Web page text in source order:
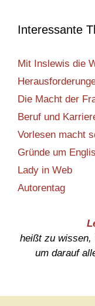
Interessante
Mit Inslewis die
Die Macht der
Beruf und
Vorlesen macht
Gründe um
Lady in Web
Autorentag
heißt zu wissen,
um darauf